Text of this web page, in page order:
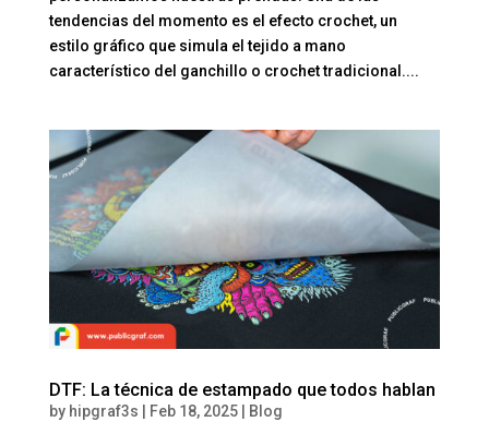
tendencias del momento es el efecto crochet, un
estilo gráfico que simula el tejido a mano
característico del ganchillo o crochet tradicional....
DTF: La técnica de estampado que todos hablan
by hipgraf3s Feb 18, 2025| Blog